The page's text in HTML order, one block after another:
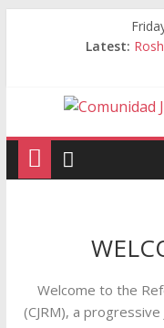
Latest:
Welcome to the
(CJRM), a